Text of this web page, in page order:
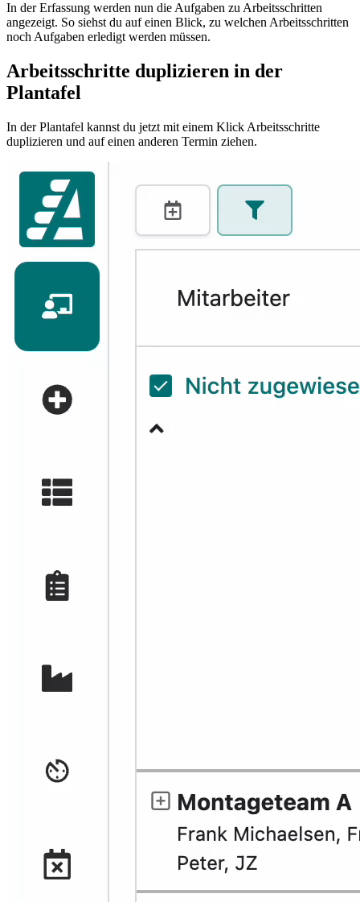
In der Erfassung werden nun die Aufgaben zu Arbeitsschritten
angezeigt. So siehst du auf einen Blick, zu welchen Arbeitsschritten
noch Aufgaben erledigt werden müssen.
Arbeitsschritte duplizieren in der
Plantafel
In der Plantafel kannst du jetzt mit einem Klick Arbeitsschritte
duplizieren und auf einen anderen Termin ziehen.